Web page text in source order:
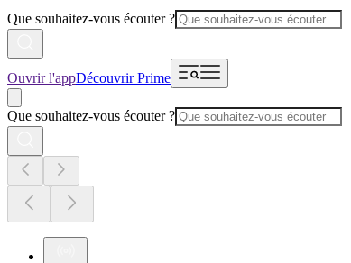
Que souhaitez-vous écouter ?
Ouvrir l'appDécouvrir Prime
Que souhaitez-vous écouter ?